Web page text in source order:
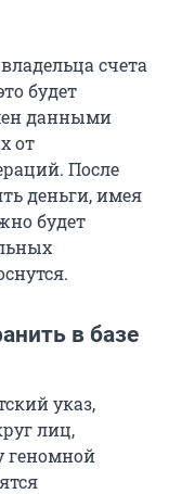
счета
будет
данными
от
После
деньги, имея
будет
в базе
указ,
лиц,
геномной